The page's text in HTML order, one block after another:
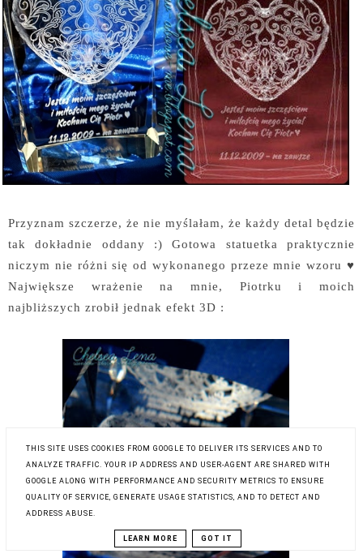
Przyznam szczerze, że nie myślałam, że każdy detal będzie
tak dokładnie oddany :) Gotowa statuetka praktycznie
niczym nie różni się od wykonanego przeze mnie wzoru ♥
Największe wrażenie na mnie, Piotrku i moich
najbliższych zrobił jednak efekt 3D :
THIS SITE USES COOKIES FROM GOOGLE TO DELIVER ITS SERVICES AND TO
ANALYZE TRAFFIC. YOUR IP ADDRESS AND USER-AGENT ARE SHARED WITH
GOOGLE ALONG WITH PERFORMANCE AND SECURITY METRICS TO ENSURE
QUALITY OF SERVICE, GENERATE USAGE STATISTICS, AND TO DETECT AND
ADDRESS ABUSE.
LEARN MORE GOT IT